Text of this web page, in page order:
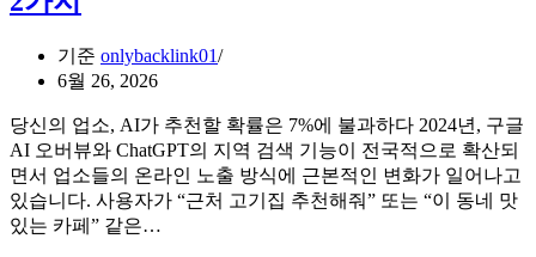
스
리
로
그
분
석
법:
초
보
다
의
혁
신:
블
루
스
카
기준 onlybacklink01
6월 26, 2026
당신의 업소, AI가 추천할 확률은 7%에 불과하다 2024년, 구글
AI 오버뷰와 ChatGPT의 지역 검색 기능이 전국적으로 확산되
면서 업소들의 온라인 노출 방식에 근본적인 변화가 일어나고
있습니다. 사용자가 “근처 고기집 추천해줘” 또는 “이 동네 맛
있는 카페” 같은…